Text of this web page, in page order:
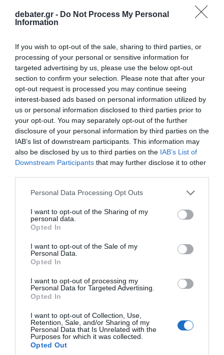
debater.gr - Do Not Process My Personal
Information
If you wish to opt-out of the sale, sharing to third parties, or
processing of your personal or sensitive information for
targeted advertising by us, please use the below opt-out
section to confirm your selection. Please note that after your
opt-out request is processed you may continue seeing
interest-based ads based on personal information utilized by
us or personal information disclosed to third parties prior to
your opt-out. You may separately opt-out of the further
disclosure of your personal information by third parties on the
IAB’s list of downstream participants. This information may
also be disclosed by us to third parties on the IAB’s List of
Downstream Participants that may further disclose it to other
Please note that this website/app uses one or more Google
not limited to your visit or usage behaviour. You may click to
grant or deny consent to Google and its third-party tags to
use your data for below specified purposes in below Google
consent section.
Personal Data Processing Opt Outs
I want to opt-out of the Sharing of my
personal data.
Opted In
I want to opt-out of the Sale of my
Personal Data.
Opted In
I want to opt-out of processing my
Personal Data for Targeted Advertising.
Opted In
I want to opt-out of Collection, Use,
Retention, Sale, and/or Sharing of my
Personal Data that Is Unrelated with the
Purposes for which it was collected.
Opted Out
Στο «χωριό» μας, στους δασκάλους, τους
γιατρούς, τους προπονητές, τους γείτονες,
τους φίλους και σε όλους όσοι έγιναν
οικογένεια, σας ευχαριστώ. Τα λόγια δεν θα
είναι ποτέ αρκετά για να εκφράσουν τι
εδώ. Δώσατε τόσα πολλά στα παιδιά μας,
στιγμές της ζωής μας και κάνατε το Μιλγουόκι
να μοιάζει με αληθινό σπίτι με κάθε δυνατό
τρόπο.
Θέλω επίσης να ευχαριστήσω ειλικρινά την
ιδιοκτησία των Milwaukee Bucks που
πίστεψε και εμπιστεύτηκε τον σύζυγό μου να
ηγηθεί αυτού του οργανισμού τα τελευταία
13 χρόνια. Επειδή έδωσαν στον Γιάννη την
ευκαιρία να κυνηγήσει το μεγαλείο μέσα στο
γήπεδο και να δημιουργήσει ουσιαστικό